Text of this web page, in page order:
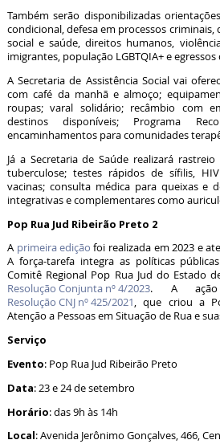
Também serão disponibilizadas
condicional, defesa em processos criminais,
social e saúde, direitos humanos,
imigrantes, população LGBTQIA+ e
A Secretaria de Assistência Social vai
com café da manhã e almoço;
roupas; varal solidário; recâmbio com
destinos disponíveis; Programa
encaminhamentos para comunidades
Já a Secretaria de Saúde realizará
tuberculose; testes rápidos de sífilis,
vacinas; consulta médica para queixas e
integrativas e complementares como
Pop Rua Jud Ribeirão Preto 2
A primeira edição foi realizada em 2023 e
A força-tarefa integra as políticas
Comitê Regional Pop Rua Jud do Estado
Resolução Conjunta nº 4/2023. A ação
Resolução CNJ nº 425/2021, que criou a
Atenção a Pessoas em Situação de Rua e
Serviço
Evento: Pop Rua Jud Ribeirão Preto
Data: 23 e 24 de setembro
Horário: das 9h às 14h
Local: Avenida Jerônimo Gonçalves, 466,